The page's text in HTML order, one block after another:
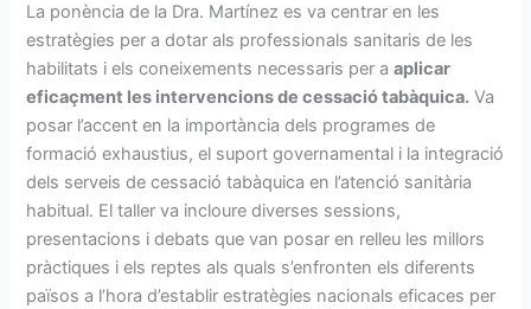
La ponència de la Dra. Martínez es va centrar en les
estratègies per a dotar als professionals sanitaris de les
habilitats i els coneixements necessaris per aaplicar
eficaçment les intervencions de cessació tabàquica. Va
posar l’accent en la importància dels programes de
formació exhaustius, el suport governamental i la integració
dels serveis de cessació tabàquica en l’atenció sanitària
habitual. El taller va incloure diverses sessions,
presentacions i debats que van posar en relleu les millors
pràctiques i els reptes als quals s’enfronten els diferents
països a l’hora d’establir estratègies nacionals eficaces per